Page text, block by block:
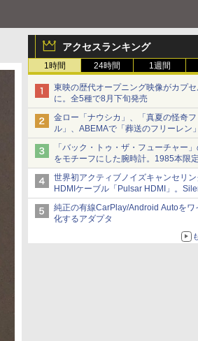
アクセスランキング
1時間 24時間 1週間
東映の歴代オープニング映像がカプセ
に。全5種で8月下旬発売
金ロー「ナウシカ」、「真夏の怪奇フ
ル」、ABEMAで「葬送のフリーレン
など。夏の特番・配信情報
「バック・トゥ・ザ・フューチャー
をモチーフにした腕時計。1985本限定
世界初アクティブノイズキャンセリ
HDMIケーブル「Pulsar HDMI」。
から
純正の有線CarPlay/Android Autoをワ
化するアダプタ